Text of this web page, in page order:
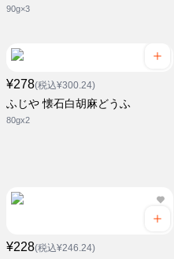
90g×3
¥278(税込¥300.24)
ふじや 懐石白胡麻どうふ
80gx2
¥228(税込¥246.24)